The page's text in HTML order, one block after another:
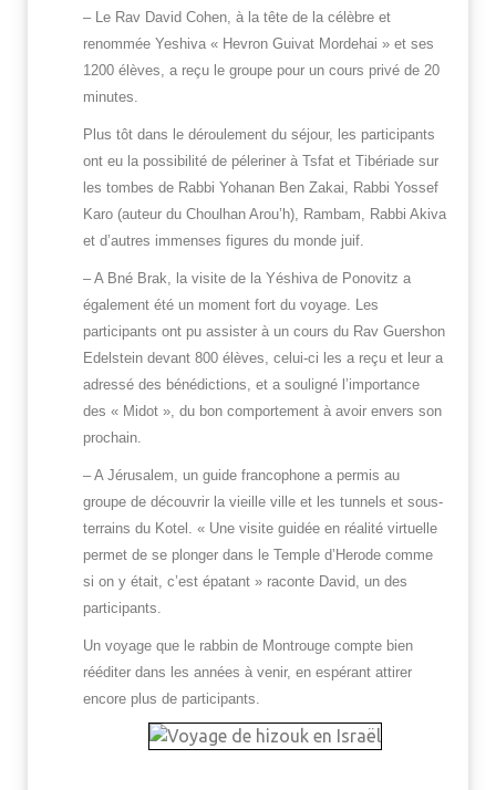
– Le Rav David Cohen, à la tête de la célèbre et
renommée Yeshiva « Hevron Guivat Mordehai » et ses
1200 élèves, a reçu le groupe pour un cours privé de 20
minutes.
Plus tôt dans le déroulement du séjour, les participants
ont eu la possibilité de péleriner à Tsfat et Tibériade sur
les tombes de Rabbi Yohanan Ben Zakai, Rabbi Yossef
Karo (auteur du Choulhan Arou’h), Rambam, Rabbi Akiva
et d’autres immenses figures du monde juif.
– A Bné Brak, la visite de la Yéshiva de Ponovitz a
également été un moment fort du voyage. Les
participants ont pu assister à un cours du Rav Guershon
Edelstein devant 800 élèves, celui-ci les a reçu et leur a
adressé des bénédictions, et a souligné l’importance
des « Midot », du bon comportement à avoir envers son
prochain.
– A Jérusalem, un guide francophone a permis au
groupe de découvrir la vieille ville et les tunnels et sous-
terrains du Kotel. « Une visite guidée en réalité virtuelle
permet de se plonger dans le Temple d’Herode comme
si on y était, c’est épatant » raconte David, un des
participants.
Un voyage que le rabbin de Montrouge compte bien
rééditer dans les années à venir, en espérant attirer
encore plus de participants.